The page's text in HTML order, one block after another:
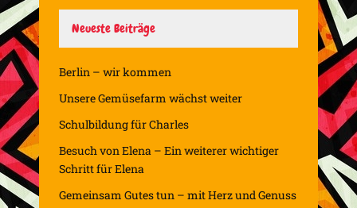
Neueste Beiträge
Berlin – wir kommen
Unsere Gemüsefarm wächst weiter
Schulbildung für Charles
Besuch von Elena – Ein weiterer wichtiger
Schritt für Elena
Gemeinsam Gutes tun – mit Herz und Genuss